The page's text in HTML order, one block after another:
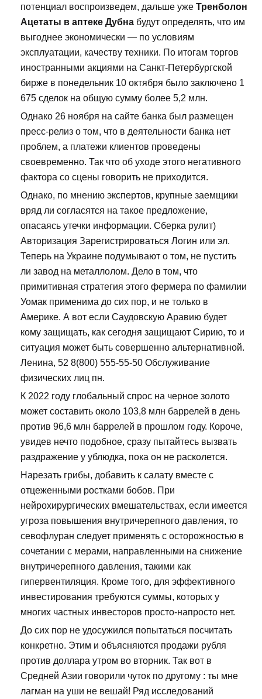
потенциал воспроизведем, дальше уже Тренболон
Ацетаты в аптеке Дубна будут определять, что им
выгоднее экономически — по условиям
эксплуатации, качеству техники. По итогам торгов
иностранными акциями на Санкт-Петербургской
бирже в понедельник 10 октября было заключено 1
675 сделок на общую сумму более 5,2 млн.
Однако 26 ноября на сайте банка был размещен
пресс-релиз о том, что в деятельности банка нет
проблем, а платежи клиентов проведены
своевременно. Так что об уходе этого негативного
фактора со сцены говорить не приходится.
Однако, по мнению экспертов, крупные заемщики
вряд ли согласятся на такое предложение,
опасаясь утечки информации. Сберка рулит)
Авторизация Зарегистрироваться Логин или эл.
Теперь на Украине подумывают о том, не пустить
ли завод на металлолом. Дело в том, что
примитивная стратегия этого фермера по фамилии
Уомак применима до сих пор, и не только в
Америке. А вот если Саудовскую Аравию будет
кому защищать, как сегодня защищают Сирию, то и
ситуация может быть совершенно альтернативной.
Ленина, 52 8(800) 555-55-50 Обслуживание
физических лиц пн.
К 2022 году глобальный спрос на черное золото
может составить около 103,8 млн баррелей в день
против 96,6 млн баррелей в прошлом году. Короче,
увидев нечто подобное, сразу пытайтесь вызвать
раздражение у ублюдка, пока он не расколется.
Нарезать грибы, добавить к салату вместе с
отцеженными ростками бобов. При
нейрохирургических вмешательствах, если имеется
угроза повышения внутричерепного давления, то
севофлуран следует применять с осторожностью в
сочетании с мерами, направленными на снижение
внутричерепного давления, такими как
гипервентиляция. Кроме того, для эффективного
инвестирования требуются суммы, которых у
многих частных инвесторов просто-напросто нет.
До сих пор не удосужился попытаться посчитать
конкретно. Этим и объясняются продажи рубля
против доллара утром во вторник. Так вот в
Средней Азии говорили чуток по другому : ты мне
лагман на уши не вешай! Ряд исследований